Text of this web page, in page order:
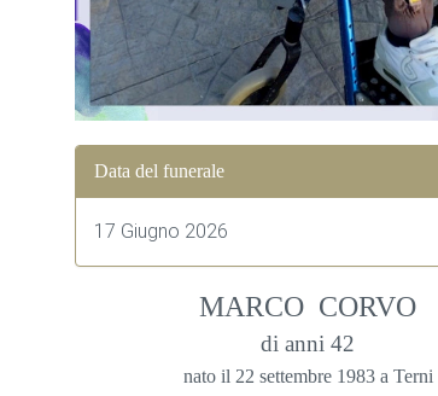
Data del funerale
17 Giugno 2026
MARCO CORVO
di anni 42
nato il 22 settembre 1983 a Terni